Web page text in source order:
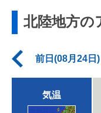
北陸地方の
前日(08月24日)
気温